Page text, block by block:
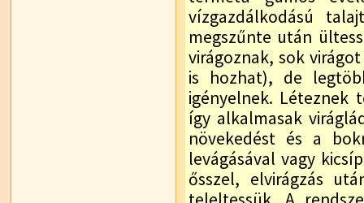
vízgazdálkodású
megszűnte után
virágoznak, sok
is hozhat), de
igényelnek. Léteznek
így alkalmasak
növekedést és a
levágásával vagy
ősszel, elvirágzás